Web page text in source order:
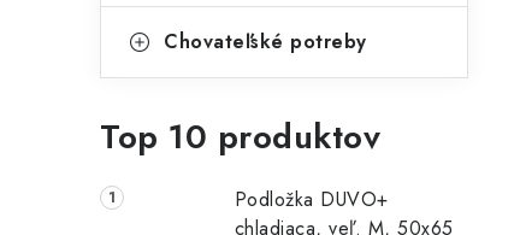
Chovateľské potreby
Top 10 produktov
Podložka DUVO+
chladiaca, veľ. M, 50x65